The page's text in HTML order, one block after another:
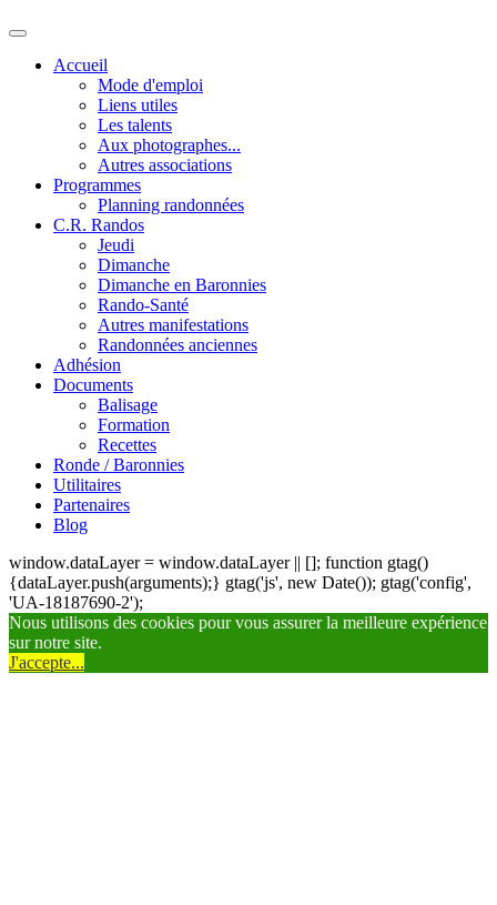
Accueil
Mode d'emploi
Liens utiles
Les talents
Aux photographes...
Autres associations
Programmes
Planning randonnées
C.R. Randos
Jeudi
Dimanche
Dimanche en Baronnies
Rando-Santé
Autres manifestations
Randonnées anciennes
Adhésion
Documents
Balisage
Formation
Recettes
Ronde / Baronnies
Utilitaires
Partenaires
Blog
window.dataLayer = window.dataLayer || []; function gtag()
{dataLayer.push(arguments);} gtag('js', new Date()); gtag('config',
'UA-18187690-2');
Nous utilisons des cookies pour vous assurer la meilleure expérience
sur notre site.
J'accepte...